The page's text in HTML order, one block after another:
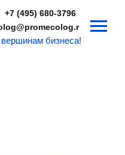
бизнеса!
+7 (495) 680-3796